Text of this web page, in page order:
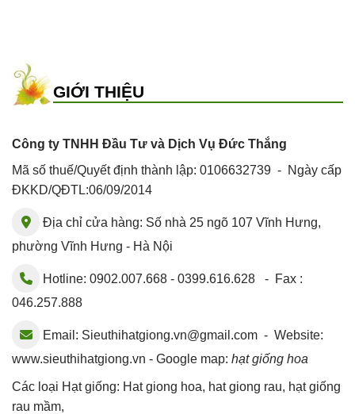
GIỚI THIỆU
Công ty TNHH Đầu Tư và Dịch Vụ Đức Thắng
Mã số thuế/Quyết định thành lập: 0106632739 - Ngày cấp
ĐKKD/QĐTL:06/09/2014
Địa chỉ cửa hàng: Số nhà 25 ngõ 107 Vĩnh Hưng,
phường Vĩnh Hưng - Hà Nội
Hotline: 0902.007.668 - 0399.616.628 - Fax :
046.257.888
Email: Sieuthihatgiong.vn@gmail.com - Website:
www.sieuthihatgiong.vn - Google map: hạt giống hoa
Các loại Hạt giống: Hat giong hoa, hat giong rau, hạt giống
rau mầm,